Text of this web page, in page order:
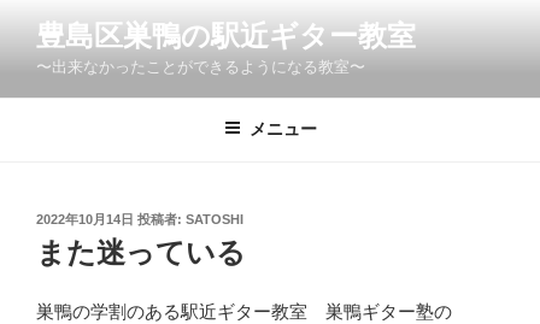
ン
豊島区巣鴨の駅近ギター教室
〜出来なかったことができるようになる教室〜
メニュー
投
日:
2022年10月14日 投稿者: SATOSHI
また迷っている
巣鴨の学割のある駅近ギター教室 巣鴨ギター塾の